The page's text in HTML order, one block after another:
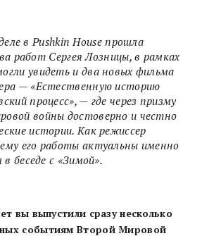
в Pushkin House прошла
работ Сергея Лозницы, в рамках
увидеть и два новых фильма
— «Естественную историю
процесс», — где через призму
войны достоверно и честно
истории. Как режиссер
его работы актуальны именно
в беседе с «Зимой».
вы выпустили сразу несколько
событиям Второй Мировой